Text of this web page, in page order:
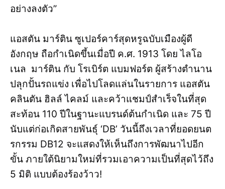
อย่างลงตัว”
แอสตัน มาร์ติน ซูเปอร์คาร์สุดหรูฉบับเมืองผู้ดี
อังกฤษ ถือกำเนิดขึ้นเมื่อปี ค.ศ. 1913 โดย ไลโอ
เนล มาร์ติน กับ โรเบิร์ต แบมฟอร์ต ผู้สร้างตำนาน
ปลุกปั้นรถแข่ง เพื่อไปโลดแล่นในรายการ แอสตัน
คลินตัน ฮิลล์ ไคลม์ และคว้าแชมป์สำเร็จในที่สุด
สะท้อน 110 ปีในฐานะแบรนด์ต้นกำเนิด และ 75 ปี
นับแต่ก่อเกิดสายพันธุ์ ‘DB’ วันนี้ถึงเวลาที่ยอดยนต
รกรรม DB12 จะแสดงให้เห็นถึงการพัฒนาไปอีก
ขั้น ภายใต้นิยามใหม่ที่รวมเอาความเป็นที่สุดไว้ถึง
5 มิติ แบบต้องร้องว้าว!